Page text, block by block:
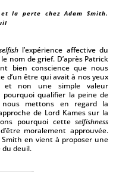
la perte chez Adam Smith.
l’expérience affective du
nom de grief. D’après Patrick
bien conscience que nous
d’un être qui avait à nos yeux
et non une simple valeur
qualifier la peine de
mettons en regard la
de Lord Kames sur la
pourquoi cetteselfishness
moralement approuvée.
en vient à proposer une
du deuil.